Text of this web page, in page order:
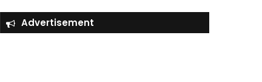
Advertisement